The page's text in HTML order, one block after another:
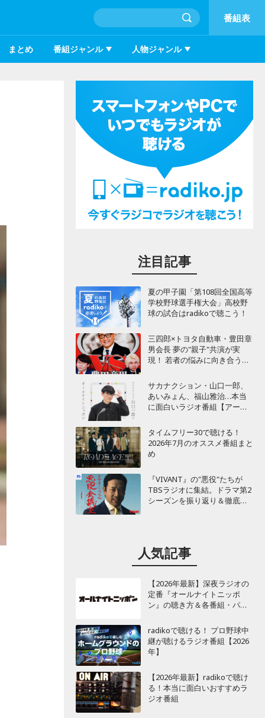
番組表
まとめ 番組ジャンル 人物ジャンル
注目記事
夏の甲子園「第108回全国高等
学校野球選手権大会」高校野
球の試合はradikoで聴こう！
三四郎×トヨタ自動車・豊田章
男会長 夢の"親子"共演が実
現！ 若者の悩みに向き合うポ
サカナクション・山口一郎、
あいみょん、福山雅治…本当
に面白いラジオ番組【アーテ
タイムフリー30で聴ける！
2026年7月のオススメ番組まと
め
『VIVANT』の"悪役"たちが
TBSラジオに集結。ドラマ第2
シーズンを振り返り＆徹底考
人気記事
【2026年最新】深夜ラジオの
定番『オールナイトニッポ
ン』の聴き方＆各番組・パー
radikoで聴ける！ プロ野球中
継が聴けるラジオ番組【2026
年】
【2026年最新】radikoで聴け
る！本当に面白いおすすめラ
ジオ番組